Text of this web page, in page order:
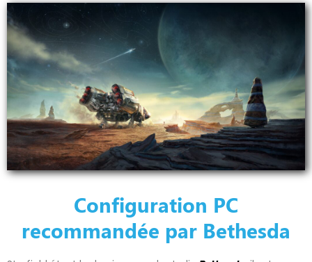
Configuration PC
recommandée par Bethesda